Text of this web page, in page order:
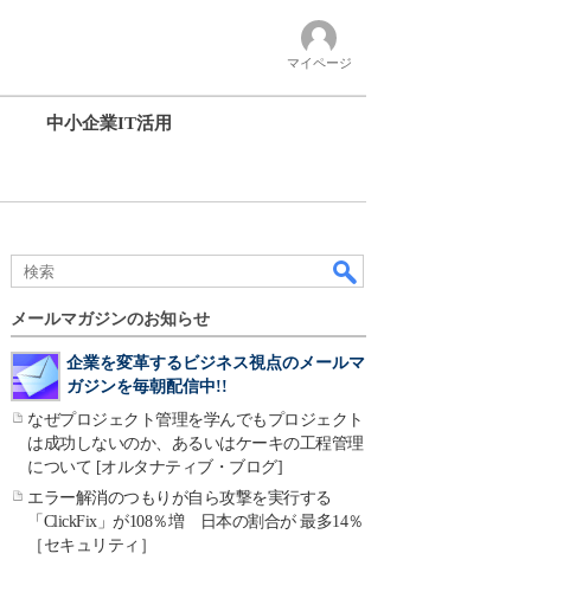
マイページ
中小企業IT活用
メールマガジンのお知らせ
企業を変革するビジネス視点のメールマ
ガジンを毎朝配信中!!
なぜプロジェクト管理を学んでもプロジェクト
は成功しないのか、あるいはケーキの工程管理
について [オルタナティブ・ブログ]
エラー解消のつもりが自ら攻撃を実行する
「ClickFix」が108％増 日本の割合が 最多14％
［セキュリティ］